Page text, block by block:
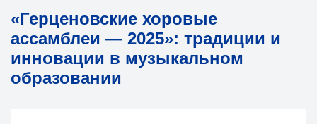
«Герценовские хоровые
ассамблеи — 2025»: традиции и
инновации в музыкальном
образовании